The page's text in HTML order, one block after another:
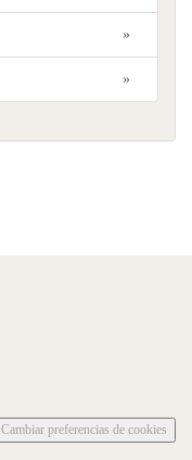
»
»
Cambiar preferencias de cookies